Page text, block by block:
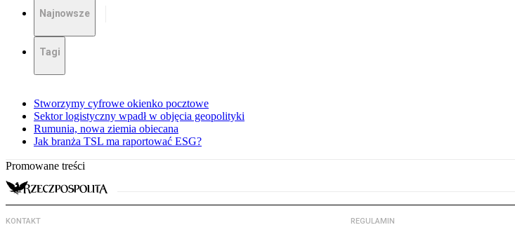
Najnowsze
Tagi
Stworzymy cyfrowe okienko pocztowe
Sektor logistyczny wpadł w objęcia geopolityki
Rumunia, nowa ziemia obiecana
Jak branża TSL ma raportować ESG?
Promowane treści
KONTAKT REGULAMIN